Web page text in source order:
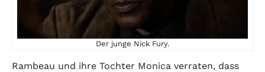
Der junge Nick Fury.
Rambeau und ihre Tochter Monica verraten, dass